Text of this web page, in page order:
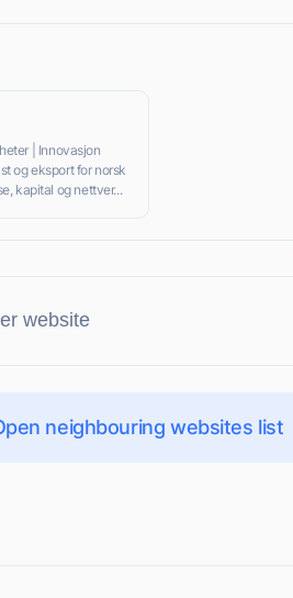
| Innovasjon
og eksport for norsk
kapital og nettver...
neighbouring websites list